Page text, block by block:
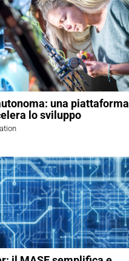
una piattaforma
lo sviluppo